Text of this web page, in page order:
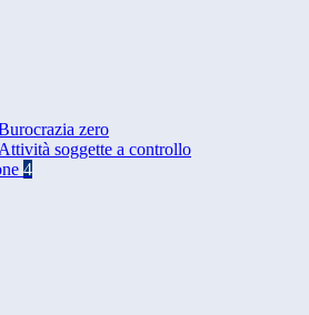
zero
Attività soggette a controllo
4